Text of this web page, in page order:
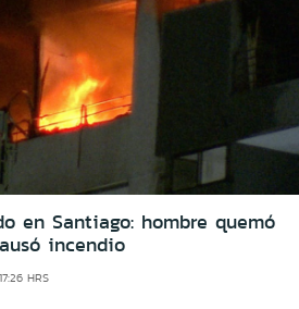
en Santiago: hombre quemó
incendio
HRS